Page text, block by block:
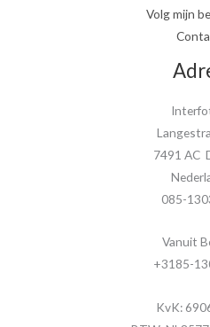
Volg mijn
7491 AC
085-
Vanuit
+3185-
KvK: